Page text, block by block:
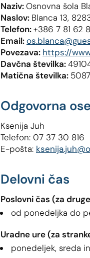
Naziv:Osnovna šola
Naslov: Blanca 13,
Telefon:+386 7 81 62
Email:
Povezava: https://
Davčna številka:
Matična številka:
Odgovorna
Ksenija Juh
Telefon: 07 37 30 816
E-pošta:
Delovni čas
Poslovni čas (za
od ponedeljka do
Uradne ure (za
ponedeljek, sreda